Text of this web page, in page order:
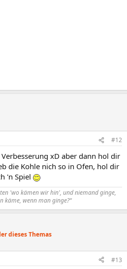
#12
xD aber dann hol dir
die Kohle nich so in Ofen, hol dir
'n Spiel
'wo kämen wir hin', und niemand ginge,
käme, wenn man ginge?“
dieses Themas
#13